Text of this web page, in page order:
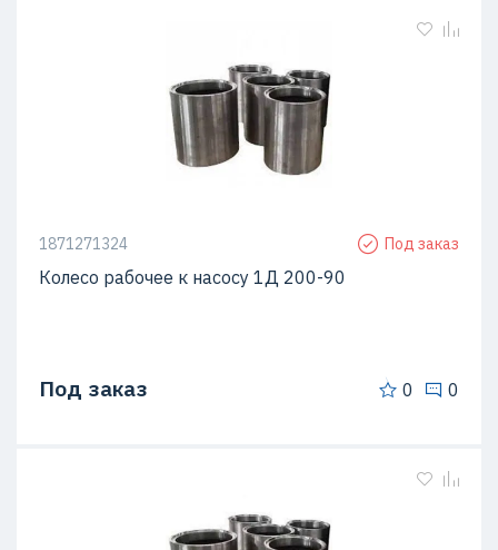
1871271324 Под заказ
Колесо рабочее к насосу 1Д 200-90
Под заказ 0 0